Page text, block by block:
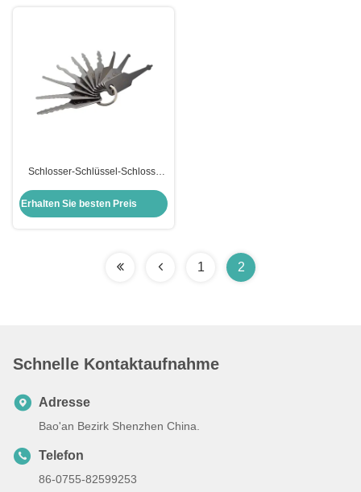
Schlosser-Schlüssel-Schloss-
Pick-Set Schloss-Picking KLOM
Erhalten Sie besten Preis
1 2
Schnelle Kontaktaufnahme
Adresse
Bao'an Bezirk Shenzhen China.
Telefon
86-0755-82599253